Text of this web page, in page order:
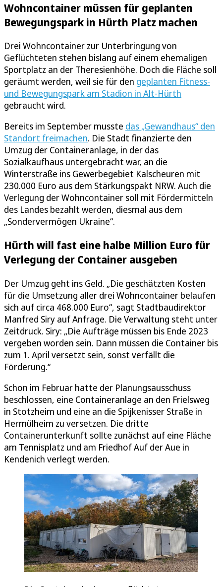
Wohncontainer müssen für geplanten
Bewegungspark in Hürth Platz machen
Drei Wohncontainer zur Unterbringung von
Geflüchteten stehen bislang auf einem ehemaligen
Sportplatz an der Theresienhöhe. Doch die Fläche soll
geräumt werden, weil sie für den geplanten Fitness-
und Bewegungspark am Stadion in Alt-Hürth
gebraucht wird.
Bereits im September musste das „Gewandhaus“ den
Standort freimachen. Die Stadt finanzierte den
Umzug der Containeranlage, in der das
Sozialkaufhaus untergebracht war, an die
Winterstraße ins Gewerbegebiet Kalscheuren mit
230.000 Euro aus dem Stärkungspakt NRW. Auch die
Verlegung der Wohncontainer soll mit Fördermitteln
des Landes bezahlt werden, diesmal aus dem
„Sondervermögen Ukraine“.
Hürth will fast eine halbe Million Euro für
Verlegung der Container ausgeben
Der Umzug geht ins Geld. „Die geschätzten Kosten
für die Umsetzung aller drei Wohncontainer belaufen
sich auf circa 468.000 Euro“, sagt Stadtbaudirektor
Manfred Siry auf Anfrage. Die Verwaltung steht unter
Zeitdruck. Siry: „Die Aufträge müssen bis Ende 2023
vergeben worden sein. Dann müssen die Container bis
zum 1. April versetzt sein, sonst verfällt die
Förderung.“
Schon im Februar hatte der Planungsausschuss
beschlossen, eine Containeranlage an den Frielsweg
in Stotzheim und eine an die Spijkenisser Straße in
Hermülheim zu versetzen. Die dritte
Containerunterkunft sollte zunächst auf eine Fläche
am Tennisplatz und am Friedhof Auf der Aue in
Kendenich verlegt werden.